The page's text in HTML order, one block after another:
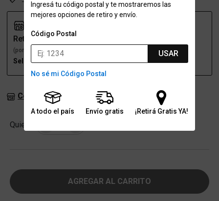
Ingresá tu código postal y te mostraremos las
mejores opciones de retiro y envío.
Código Postal
USAR
No sé mi Código Postal
A todo el país Envío gratis ¡Retirá Gratis YA!
Retiro
(por una sucursal)
Seleccioná talle Seleccioná talle
Consultar stock en sucursales
Quiero
AGREGAR AL CARRITO